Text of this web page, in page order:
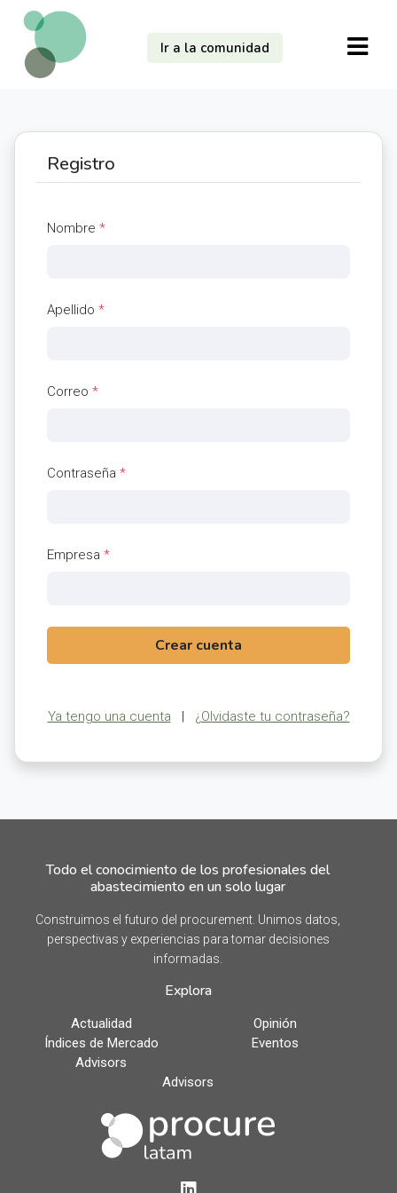
Ir a la comunidad
Registro
Nombre *
Apellido *
Correo *
Contraseña *
Empresa *
Crear cuenta
Ya tengo una cuenta | ¿Olvidaste tu contraseña?
Todo el conocimiento de los profesionales del
abastecimiento en un solo lugar
Construimos el futuro del procurement. Unimos datos,
perspectivas y experiencias para tomar decisiones
informadas.
Explora
Actualidad
Opinión
Índices de Mercado
Eventos
Advisors
Advisors
LinkedIn